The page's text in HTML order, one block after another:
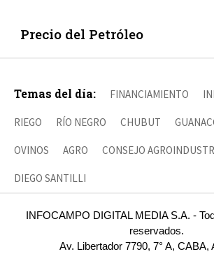
Precio del Petróleo
Temas del día: FINANCIAMIENTO
RIEGO RÍO NEGRO CHUBUT
OVINOS AGRO CONSEJO
DIEGO SANTILLI
INFOCAMPO DIGITAL MEDIA S.A. -
reservados.
Av. Libertador 7790, 7° A, CABA,